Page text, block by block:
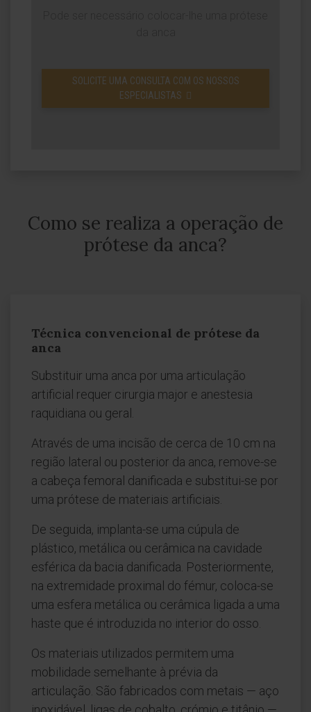
SOLICITE UMA CONSULTA COM OS NOSSOS
ESPECIALISTAS
Como se realiza a operação de
prótese da anca?
Técnica convencional de prótese da
anca
Substituir uma anca por uma articulação
artificial requer cirurgia major e anestesia
raquidiana ou geral.
Através de uma incisão de cerca de 10 cm na
região lateral ou posterior da anca, remove-se
a cabeça femoral danificada e substitui-se por
uma prótese de materiais artificiais.
De seguida, implanta-se uma cúpula de
plástico, metálica ou cerâmica na cavidade
esférica da bacia danificada. Posteriormente,
na extremidade proximal do fémur, coloca-se
uma esfera metálica ou cerâmica ligada a uma
haste que é introduzida no interior do osso.
Os materiais utilizados permitem uma
mobilidade semelhante à prévia da
articulação. São fabricados com metais — aço